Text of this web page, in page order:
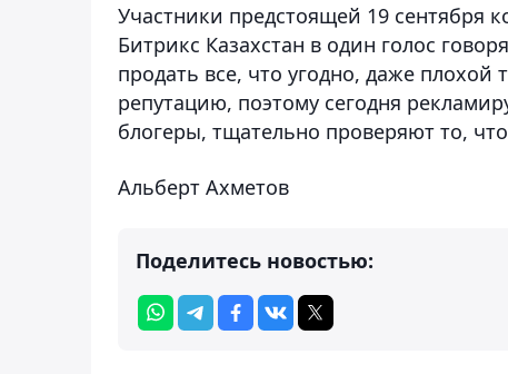
Участники предстоящей 19 сентября
Битрикс Казахстан в один голос
продать все, что угодно, даже
репутацию, поэтому сегодня
блогеры, тщательно проверяют то,
Альберт Ахметов
Поделитесь новостью: